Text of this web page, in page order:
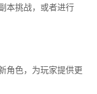
本挑战，或者进行
角色，为玩家提供更